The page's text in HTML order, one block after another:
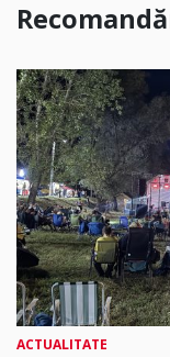
ACTUALITATE